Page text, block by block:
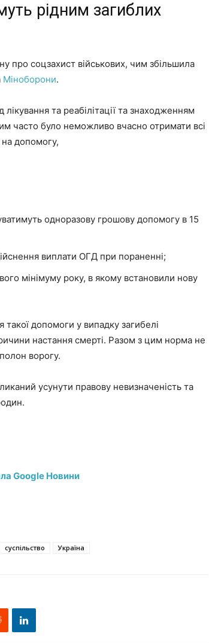
рідним загиблих
про соцзахист військових, чим збільшила
Міноборони.
та реабілітації та знаходженням
часто було неможливо вчасно отримати всі
на допомогу,
одноразову грошову допомогу в 15
виплати ОГД при пораненні;
мінімуму року, в якому встановили нову
допомоги у випадку загибелі
настання смерті. Разом з цим норма не
ворогу.
усунути правову невизначеність та
Google Новини
суспільство Україна